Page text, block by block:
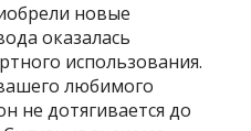
новые
оказалась
использования.
любимого
не дотягивается до